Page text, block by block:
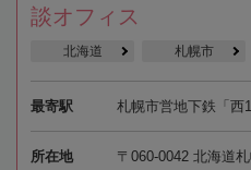
談オフィス
北海道 札幌市
最寄駅 札幌市営地下鉄「西
所在地
〒060-0042 北海道